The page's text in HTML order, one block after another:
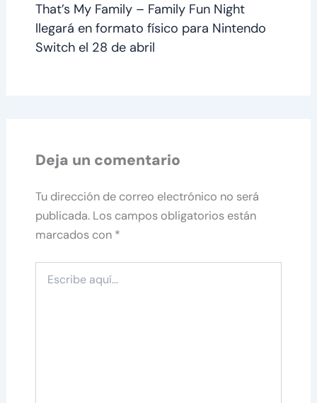
That’s My Family – Family Fun Night
llegará en formato físico para Nintendo
Switch el 28 de abril
Deja un comentario
Tu dirección de correo electrónico no será
publicada. Los campos obligatorios están
marcados con *
aquí...